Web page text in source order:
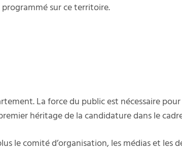
sur ce territoire.
La force du public est nécessaire
héritage de la candidature dans le
le comité d’organisation, les médias et les